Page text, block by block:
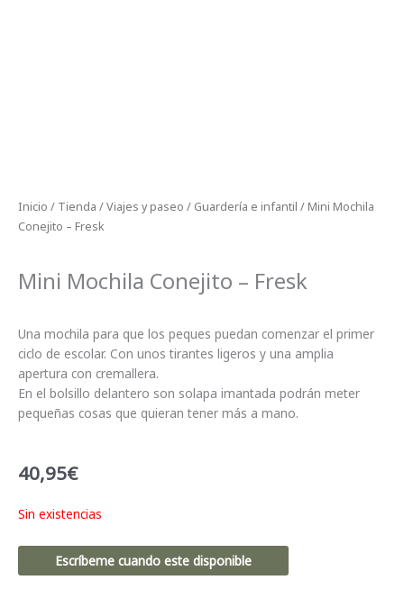
Inicio / Tienda /Viajes y paseo / Guardería e infantil / Mini Mochila
Conejito – Fresk
Mini Mochila Conejito – Fresk
Una mochila para que los peques puedan comenzar el primer
ciclo de escolar. Con unos tirantes ligeros y una amplia
apertura con cremallera.
En el bolsillo delantero son solapa imantada podrán meter
pequeñas cosas que quieran tener más a mano.
40,95€
Sin existencias
Escríbeme cuando este disponible